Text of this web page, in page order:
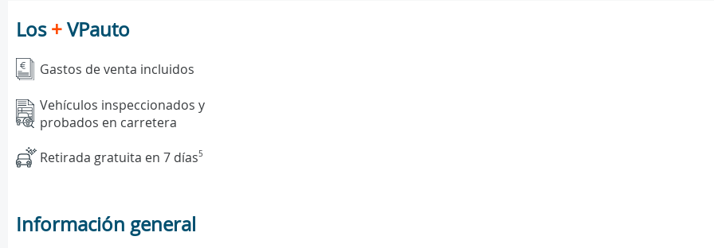
Los+VPauto
Gastos de venta incluidos
Vehículos inspeccionados y
probados en carretera
Retirada gratuita en 7 días5
Información general